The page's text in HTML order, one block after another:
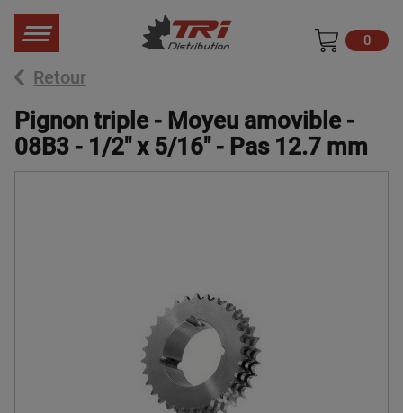
0
Retour
Pignon triple - Moyeu amovible -
08B3 - 1/2" x 5/16" - Pas 12.7 mm